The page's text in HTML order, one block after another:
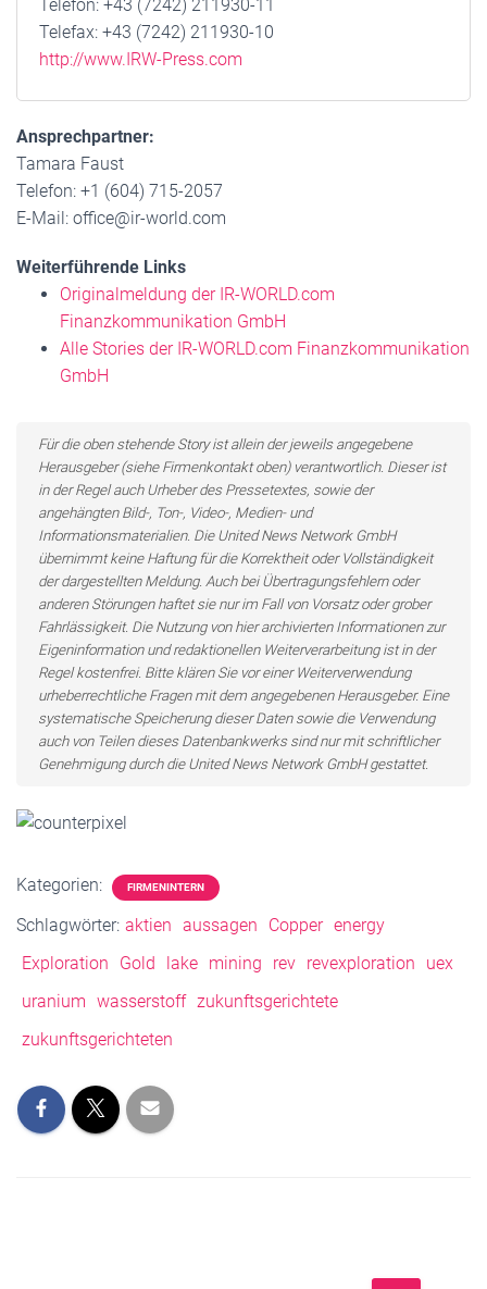
Telefon: +43 (7242) 211930-11
Telefax: +43 (7242) 211930-10
http://www.IRW-Press.com
Ansprechpartner:
Tamara Faust
Telefon: +1 (604) 715-2057
E-Mail: office@ir-world.com
Weiterführende Links
Originalmeldung der IR-WORLD.com
Finanzkommunikation GmbH
Alle Stories der IR-WORLD.com Finanzkommunikation
GmbH
Für die oben stehende Story ist allein der jeweils angegebene
Herausgeber (siehe Firmenkontakt oben) verantwortlich. Dieser ist
in der Regel auch Urheber des Pressetextes, sowie der
angehängten Bild-, Ton-, Video-, Medien- und
Informationsmaterialien. Die United News Network GmbH
übernimmt keine Haftung für die Korrektheit oder Vollständigkeit
der dargestellten Meldung. Auch bei Übertragungsfehlern oder
anderen Störungen haftet sie nur im Fall von Vorsatz oder grober
Fahrlässigkeit. Die Nutzung von hier archivierten Informationen zur
Eigeninformation und redaktionellen Weiterverarbeitung ist in der
Regel kostenfrei. Bitte klären Sie vor einer Weiterverwendung
urheberrechtliche Fragen mit dem angegebenen Herausgeber. Eine
systematische Speicherung dieser Daten sowie die Verwendung
auch von Teilen dieses Datenbankwerks sind nur mit schriftlicher
Genehmigung durch die United News Network GmbH gestattet.
Kategorien: FIRMENINTERN
Schlagwörter: aktien aussagen Copper energy
Exploration
Gold lake mining rev revexploration
uex
uranium wasserstoff zukunftsgerichtete
zukunftsgerichteten